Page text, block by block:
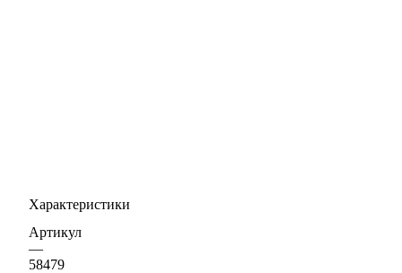
Характеристики
Артикул
—
58479